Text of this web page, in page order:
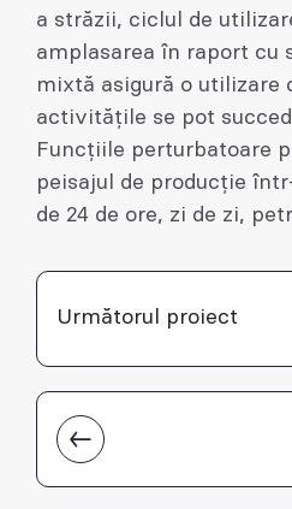
a străzii, ciclul de
amplasarea în raport cu
mixtă asigură o utilizare
activitățile se pot
Funcțiile perturbatoare
peisajul de producție
de 24 de ore, zi de zi,
Următorul proiect